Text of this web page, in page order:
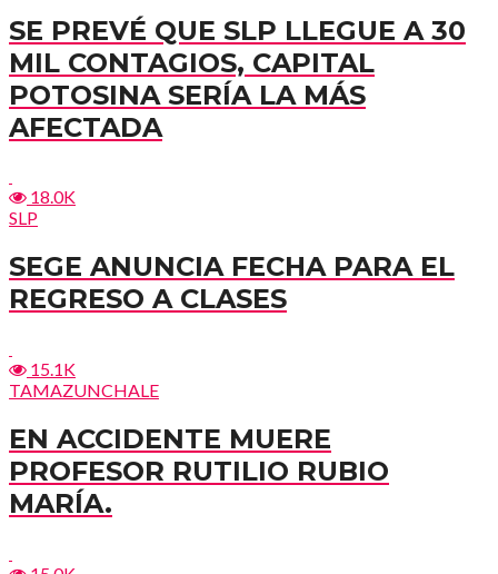
SE PREVÉ QUE SLP LLEGUE A 30
MIL CONTAGIOS, CAPITAL
POTOSINA SERÍA LA MÁS
AFECTADA
18.0K
SLP
SEGE ANUNCIA FECHA PARA EL
REGRESO A CLASES
15.1K
TAMAZUNCHALE
EN ACCIDENTE MUERE
PROFESOR RUTILIO RUBIO
MARÍA.